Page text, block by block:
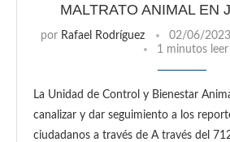
MALTRATO ANIMAL EN
por Rafael Rodríguez 02/06/2023
1 minutos leer
La Unidad de Control y Bienestar
canalizar y dar seguimiento a los
ciudadanos a través de A través del